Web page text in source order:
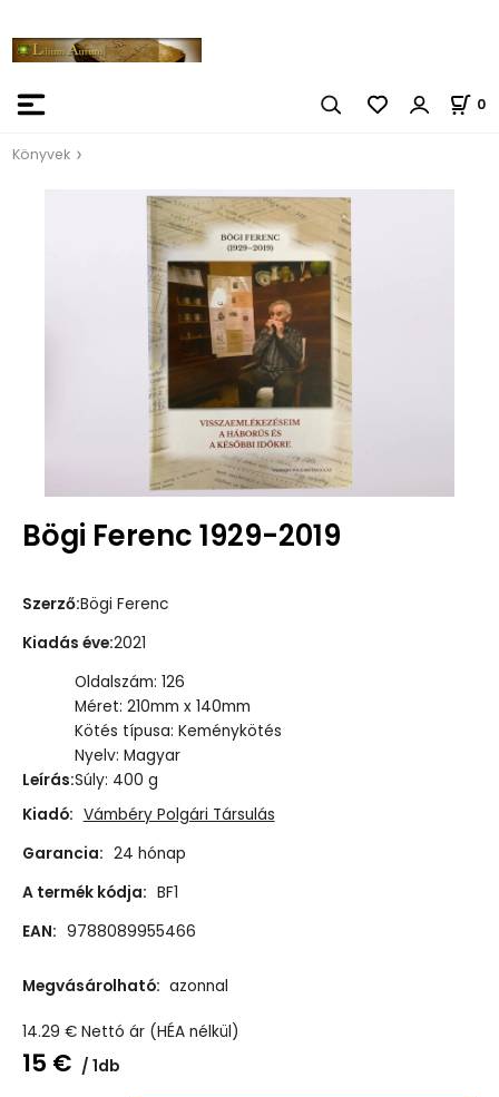
0
Könyvek
Bögi Ferenc 1929-2019
Szerző:Bögi Ferenc
Kiadás éve:2021
Leírás:
Oldalszám: 126
Méret: 210mm x 140mm
Kötés típusa: Keménykötés
Nyelv: Magyar
Súly: 400 g
Kiadó: Vámbéry Polgári Társulás
Garancia: 24 hónap
A termék kódja: BF1
EAN: 9788089955466
Megvásárolható: azonnal
14.29 € Nettó ár (HÉA nélkül)
15 € 1db